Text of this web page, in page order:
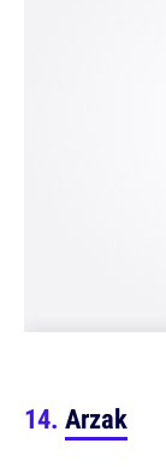
Arzak